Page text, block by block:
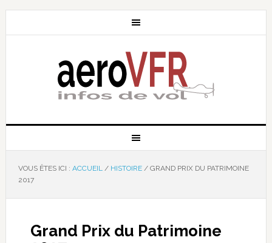
VOUS ÊTES ICI : ACCUEIL / HISTOIRE /GRAND PRIX DU PATRIMOINE
2017
Grand Prix du Patrimoine